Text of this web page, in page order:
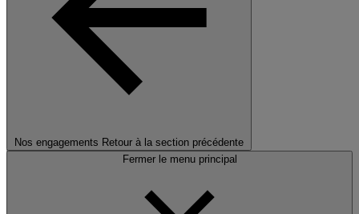
Nos engagements Retour à la section précédente
Fermer le menu principal